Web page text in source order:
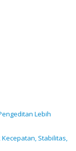
Lebih
Stabilitas,